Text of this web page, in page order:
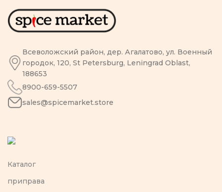
Всеволожский район, дер. Агалатово, ул. Военный
городок, 120, St Petersburg, Leningrad Oblast,
188653
8900-659-5507
sales@spicemarket.store
Каталог
приправа